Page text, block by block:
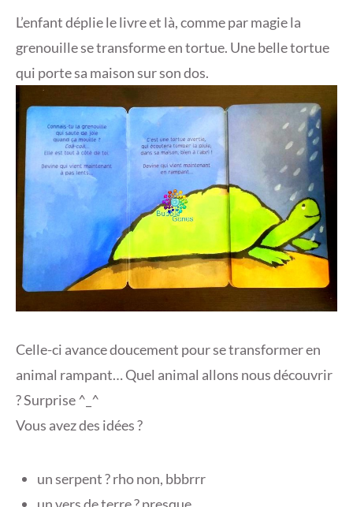
L’enfant déplie le livre et là, comme par magie la
grenouille se transforme en tortue. Une belle tortue
qui porte sa maison sur son dos.
Celle-ci avance doucement pour se transformer en
animal rampant… Quel animal allons nous découvrir
? Surprise ^_^
Vous avez des idées ?
un serpent ? rho non, bbbrrr
un vers de terre ? presque